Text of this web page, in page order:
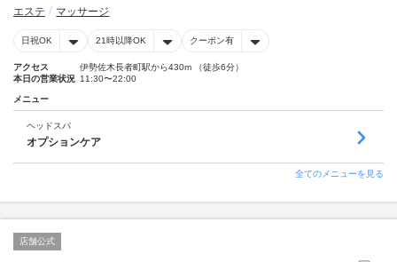
エステ マッサージ
日祝OK 21時以降OK クーポン有
アクセス
伊勢佐木長者町駅から430m （徒歩6分）
本日の営業状況 11:30〜22:00
メニュー
ヘッドスパ
オプションケア
全てのメニューを見る
店舗公式